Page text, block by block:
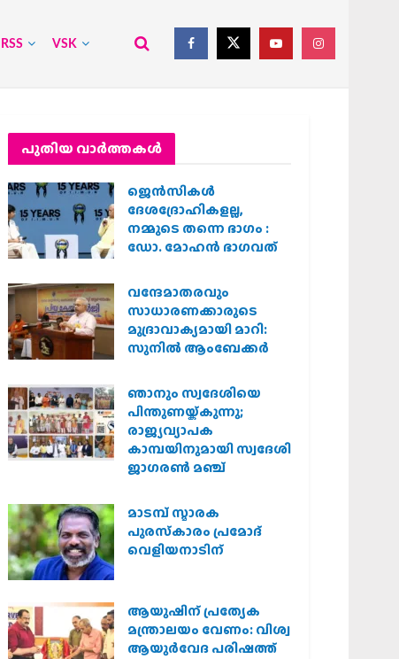
RSS VSK
പുതിയ വാര്‍ത്തകള്‍
ജെന്‍സികള്‍
ദേശദ്രോഹികളല്ല,
നമ്മുടെ തന്നെ ഭാഗം :
ഡോ. മോഹന്‍ ഭാഗവത്
വന്ദേമാതരവും
സാധാരണക്കാരുടെ
മുദ്രാവാക്യമായി മാറി:
സുനിൽ ആംബേക്കർ
ഞാനും സ്വദേശിയെ
പിന്തുണയ്ക്കുന്നു;
രാജ്യവ്യാപക
കാമ്പയിനുമായി സ്വദേശി
ജാഗരണ്‍ മഞ്ച്
മാടമ്പ് സ്മാരക
പുരസ്‌കാരം പ്രമോദ്
വെളിയനാടിന്
ആയുഷിന് പ്രത്യേക
മന്ത്രാലയം വേണം: വിശ്വ
ആയുര്‍വേദ പരിഷത്ത്